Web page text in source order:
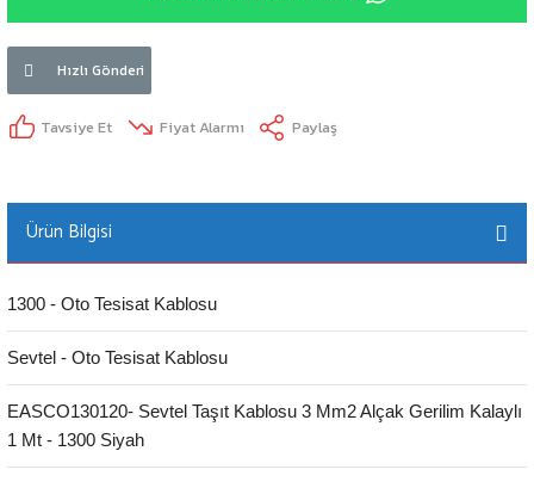
Hızlı Gönderi
Tavsiye Et Fiyat Alarmı Paylaş
Ürün Bilgisi
1300 - Oto Tesisat Kablosu
Sevtel - Oto Tesisat Kablosu
EASCO130120- Sevtel Taşıt Kablosu 3 Mm2 Alçak Gerilim Kalaylı
1 Mt - 1300 Siyah